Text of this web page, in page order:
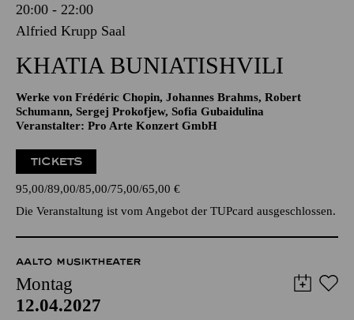
Sonntag
11.04.2027
20:00 - 22:00
KHATIA BUNIATISHVILI
Schumann, Sergej Prokofjew, Sofia Gubaidulina
Veranstalter: Pro Arte Konzert GmbH
TICKETS
95,00 89,00 85,00 75,00 65,00€
Die Veranstaltung ist vom Angebot der TUPcard ausgeschlossen.
AALTO MUSIKTHEATER